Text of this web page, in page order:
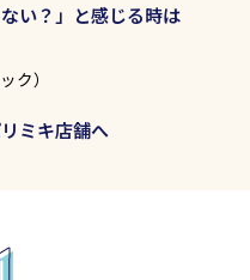
い？」と感じる時は
ク）
ミキ店舗へ